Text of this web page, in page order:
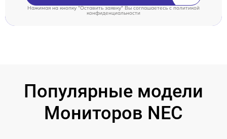
Нажимая на кнопку "Оставить заявку" Вы соглашаетесь cполитикой
конфиденциальности
Популярные модели
Мониторов NEC